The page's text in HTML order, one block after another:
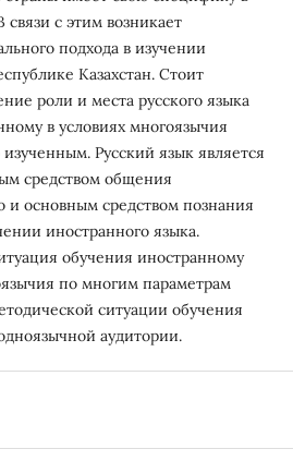
с этим возникает
подхода в изучении
Казахстан. Стоит
роли и места русского языка
в условиях многоязычия
Русский язык является
средством общения
основным средством познания
иностранного языка.
обучения иностранному
по многим параметрам
ситуации обучения
аудитории.